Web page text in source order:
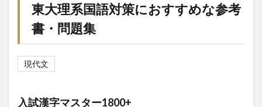
東大理系国語対策におすすめな参考
書・問題集
現代文
入試漢字マスター1800+